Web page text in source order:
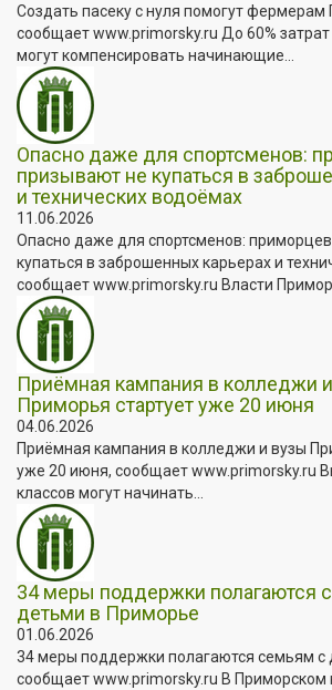
Создать пасеку с нуля помогут фермерам
сообщает www.primorsky.ru До 60%
могут компенсировать начинающие...
Опасно даже для спортсменов:
призывают не купаться в
и технических водоёмах
11.06.2026
Опасно даже для спортсменов:
купаться в заброшенных карьерах и
сообщает www.primorsky.ru Власти
Приёмная кампания в колледжи
Приморья стартует уже 20 июня
04.06.2026
Приёмная кампания в колледжи и вузы
уже 20 июня, сообщает www.primorsky.ru
классов могут начинать...
34 меры поддержки полагаются
детьми в Приморье
01.06.2026
34 меры поддержки полагаются семьям с
сообщает www.primorsky.ru В Приморском